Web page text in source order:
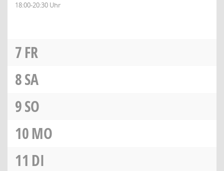
18:00-20:30 Uhr
7FR
8SA
9SO
10MO
11 DI